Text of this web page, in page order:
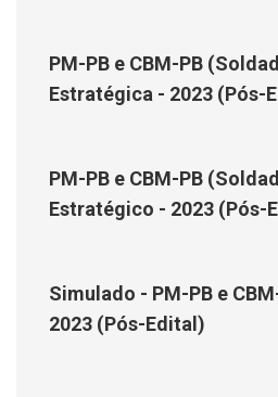
PM-PB e CBM-PB
Estratégica - 2023 (Pós-
PM-PB e CBM-PB
Estratégico - 2023 (Pós-
Simulado - PM-PB e
2023 (Pós-Edital)